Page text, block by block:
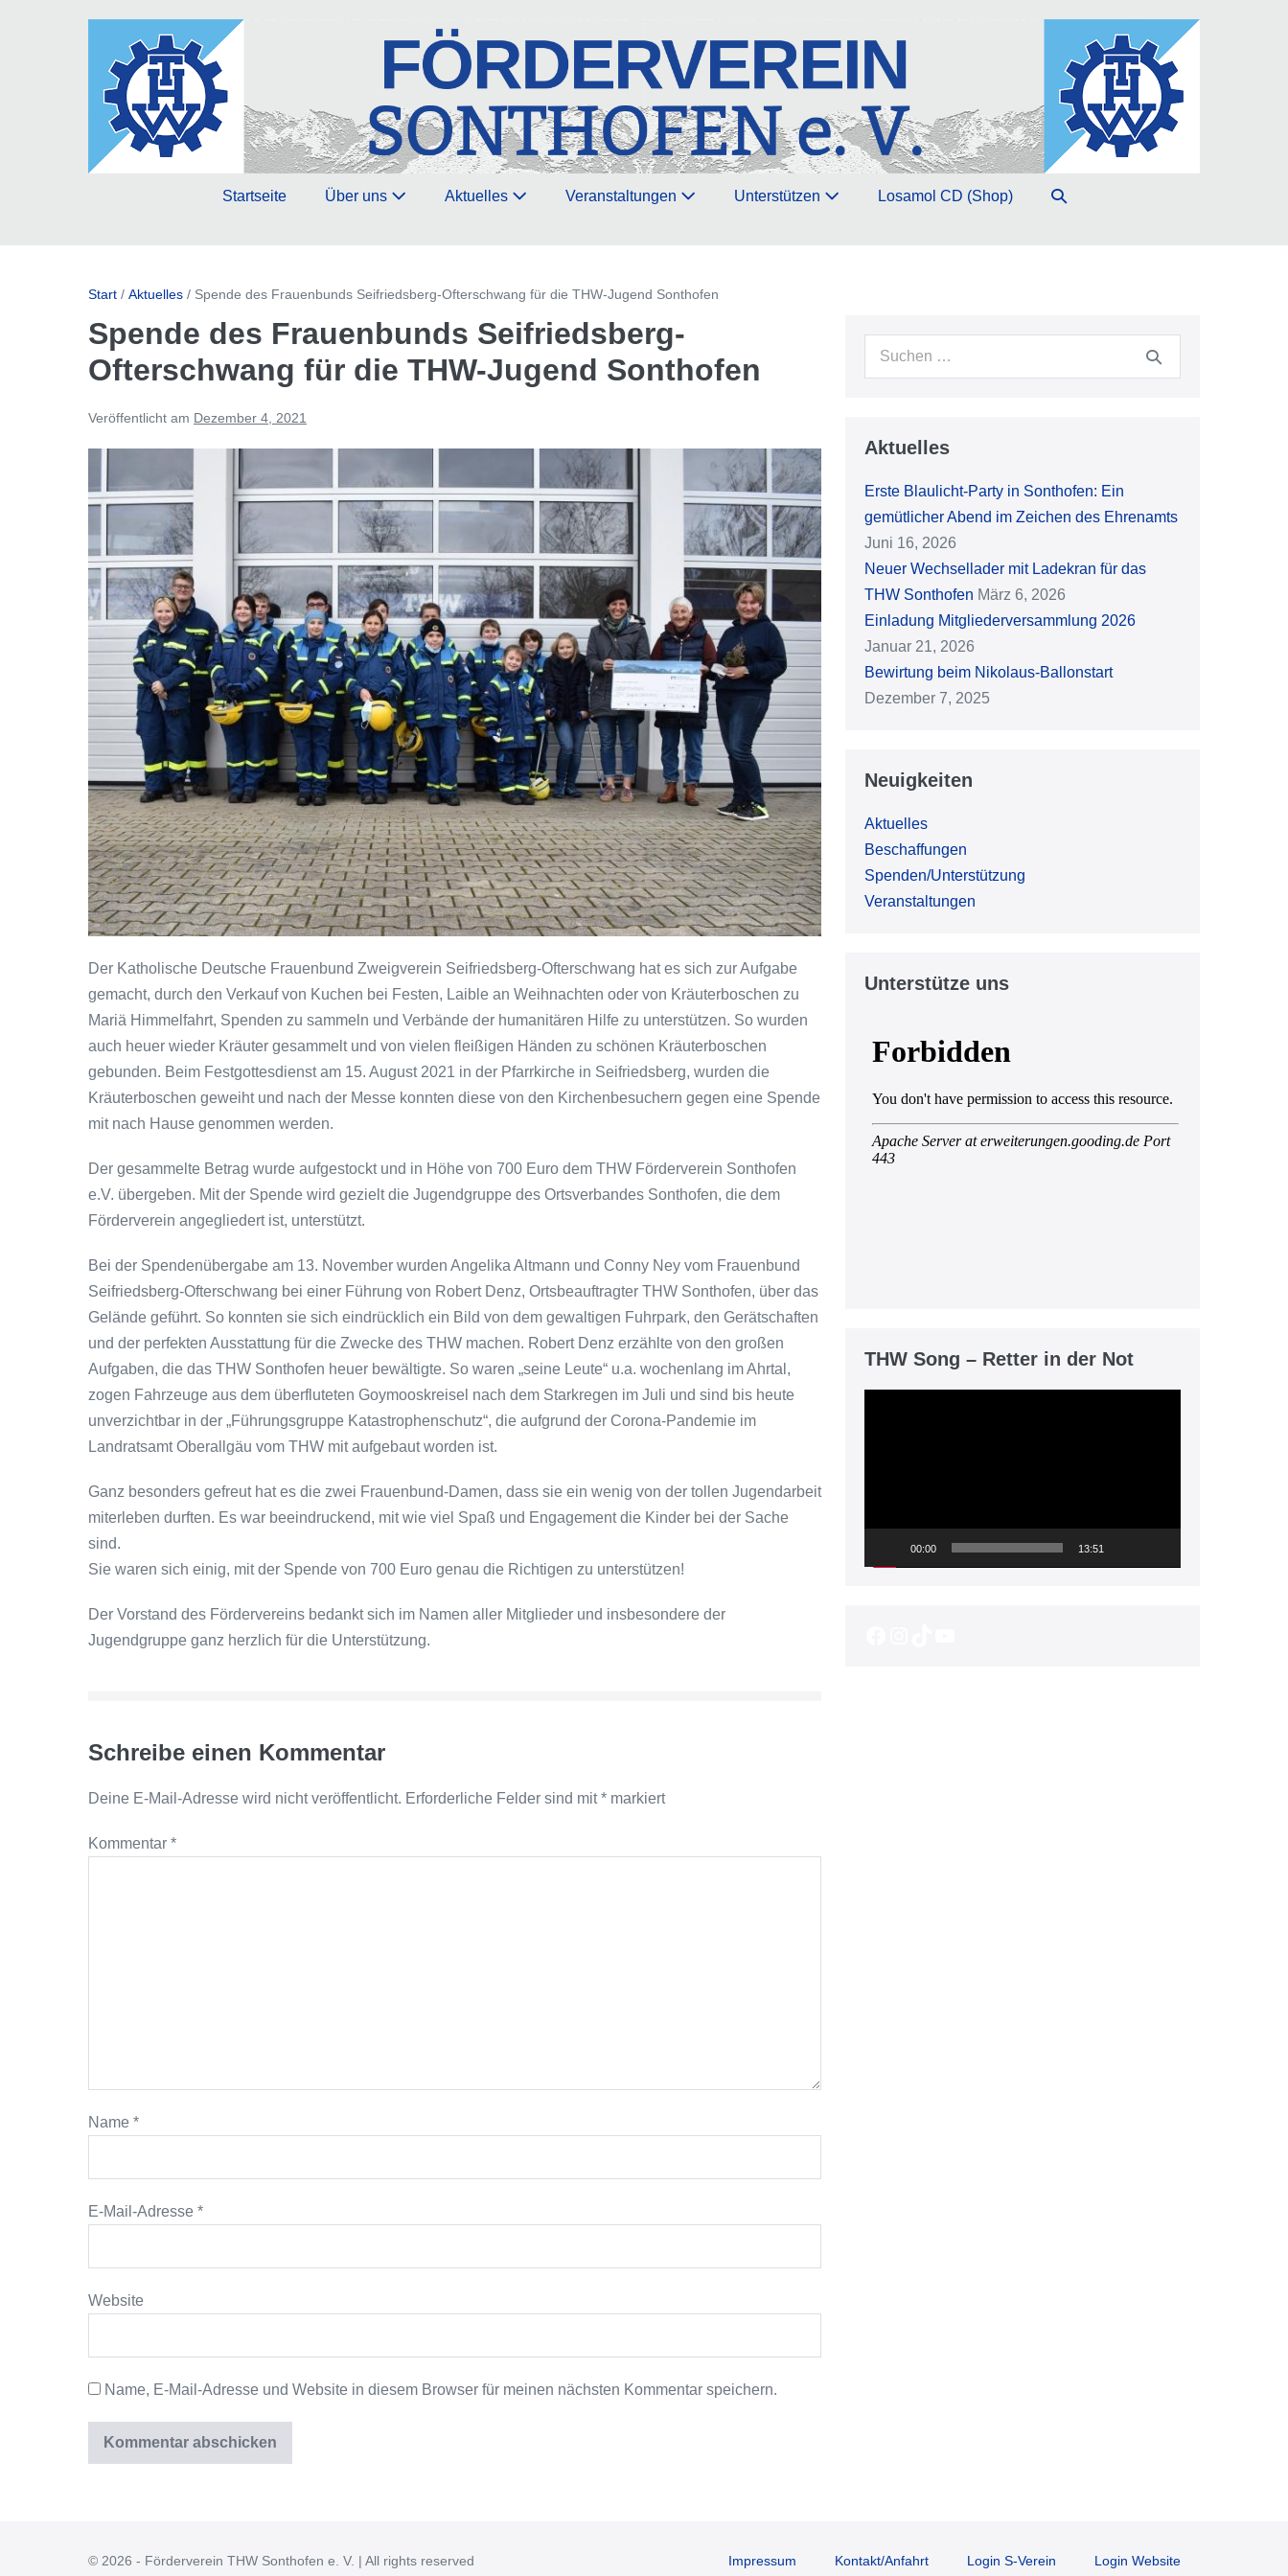
Startseite Über uns Aktuelles Veranstaltungen Unterstützen Losamol CD (Shop)
Suche-
Start / Aktuelles / Spende des Frauenbunds Seifriedsberg-Ofterschwang für die THW-Jugend Sonthofen
Spende des Frauenbunds Seifriedsberg-
Ofterschwang für die THW-Jugend Sonthofen
Veröffentlicht am Dezember 4, 2021
Der Katholische Deutsche Frauenbund Zweigverein Seifriedsberg-Ofterschwang hat es sich zur Aufgabe
gemacht, durch den Verkauf von Kuchen bei Festen, Laible an Weihnachten oder von Kräuterboschen zu
Mariä Himmelfahrt, Spenden zu sammeln und Verbände der humanitären Hilfe zu unterstützen. So wurden
auch heuer wieder Kräuter gesammelt und von vielen fleißigen Händen zu schönen Kräuterboschen
gebunden. Beim Festgottesdienst am 15. August 2021 in der Pfarrkirche in Seifriedsberg, wurden die
Kräuterboschen geweiht und nach der Messe konnten diese von den Kirchenbesuchern gegen eine Spende
mit nach Hause genommen werden.
Der gesammelte Betrag wurde aufgestockt und in Höhe von 700 Euro dem THW Förderverein Sonthofen
e.V. übergeben. Mit der Spende wird gezielt die Jugendgruppe des Ortsverbandes Sonthofen, die dem
Förderverein angegliedert ist, unterstützt.
Bei der Spendenübergabe am 13. November wurden Angelika Altmann und Conny Ney vom Frauenbund
Seifriedsberg-Ofterschwang bei einer Führung von Robert Denz, Ortsbeauftragter THW Sonthofen, über das
Gelände geführt. So konnten sie sich eindrücklich ein Bild von dem gewaltigen Fuhrpark, den Gerätschaften
und der perfekten Ausstattung für die Zwecke des THW machen. Robert Denz erzählte von den großen
Aufgaben, die das THW Sonthofen heuer bewältigte. So waren „seine Leute“ u.a. wochenlang im Ahrtal,
zogen Fahrzeuge aus dem überfluteten Goymooskreisel nach dem Starkregen im Juli und sind bis heute
unverzichtbar in der „Führungsgruppe Katastrophenschutz“, die aufgrund der Corona-Pandemie im
Landratsamt Oberallgäu vom THW mit aufgebaut worden ist.
Ganz besonders gefreut hat es die zwei Frauenbund-Damen, dass sie ein wenig von der tollen Jugendarbeit
miterleben durften. Es war beeindruckend, mit wie viel Spaß und Engagement die Kinder bei der Sache
sind.
Sie waren sich einig, mit der Spende von 700 Euro genau die Richtigen zu unterstützen!
Der Vorstand des Fördervereins bedankt sich im Namen aller Mitglieder und insbesondere der
Jugendgruppe ganz herzlich für die Unterstützung.
Schreibe einen Kommentar
Deine E-Mail-Adresse wird nicht veröffentlicht. Erforderliche Felder sind mit* markiert
Kommentar *
Name *
E-Mail-Adresse *
Website
Name, E-Mail-Adresse und Website in diesem Browser für meinen nächsten Kommentar speichern.
Suche
Aktuelles
Erste Blaulicht-Party in Sonthofen: Ein
gemütlicher Abend im Zeichen des Ehrenamts
Juni 16, 2026
Neuer Wechsellader mit Ladekran für das
THW Sonthofen März 6, 2026
Einladung Mitgliederversammlung 2026
Januar 21, 2026
Bewirtung beim Nikolaus-Ballonstart
Dezember 7, 2025
Neuigkeiten
Aktuelles
Beschaffungen
Spenden/Unterstützung
Veranstaltungen
Unterstütze uns
THW Song – Retter in der Not
00:00 13:51
© 2026 - Förderverein THW Sonthofen e. V. | All rights reserved Impressum Kontakt/Anfahrt Login S-Verein Login Website